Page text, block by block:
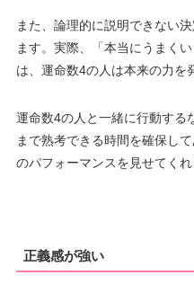
また、論理的に説明できない
ます。実際、「本当にうまく
は、運命数4の人は本来の力を
運命数4の人と一緒に行動する
まで熟考できる時間を確保し
のパフォーマンスを見せてくれ
正義感が強い